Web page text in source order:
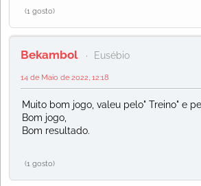
(1 gosto)
Bekambol Eusébio
14 de Maio de 2022, 12:18
Muito bom jogo, valeu pelo" Treino" e
Bom jogo,
Bom resultado.
(1 gosto)